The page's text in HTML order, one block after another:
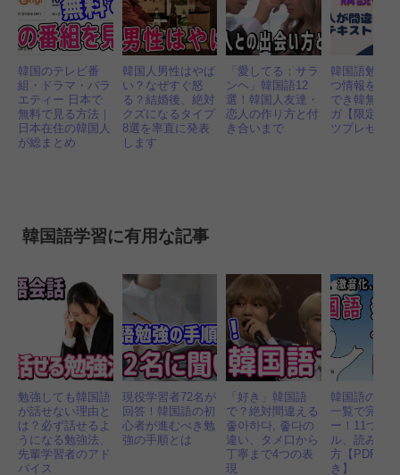
韓国のテレビ番
組・ドラマ・バラ
エティー 日本で
無料で見る方法｜
日本在住の韓国人
が総まとめ
韓国人男性はやば
い？なぜすぐ怒
る？結婚後、絶対
クズになるタイプ
8選を率直に発表
します
「愛してる：サラ
ンヘ」韓国語12
選！韓国人友達・
恋人の作り方と付
き合いまで
韓国語勉強
つ情報をお
でき韓無料
ガ【限定コ
ツプレゼン
韓国語学習に有用な記事
勉強しても韓国語
が話せない理由と
は？必ず話せるよ
うになる勉強法、
先輩学習者のアド
バイス
現役学習者72名が
回答！韓国語の初
心者が進むべき勉
強の手順とは
「好き」韓国語
で？絶対間違える
좋아하다, 좋다の
違い、タメ口から
丁寧まで4つの表
現
韓国語の発
一覧で完全
ー！11つの
ル、読み方
方【PDF・
き】